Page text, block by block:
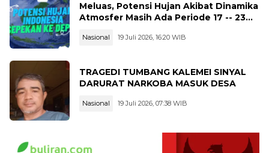
Meluas, Potensi Hujan Akibat Dinamika
Atmosfer Masih Ada Periode 17 -- 23
Nasional 19 Juli 2026, 16:20 WIB
TRAGEDI TUMBANG KALEMEI SINYAL
DARURAT NARKOBA MASUK DESA
Nasional 19 Juli 2026, 07:38 WIB